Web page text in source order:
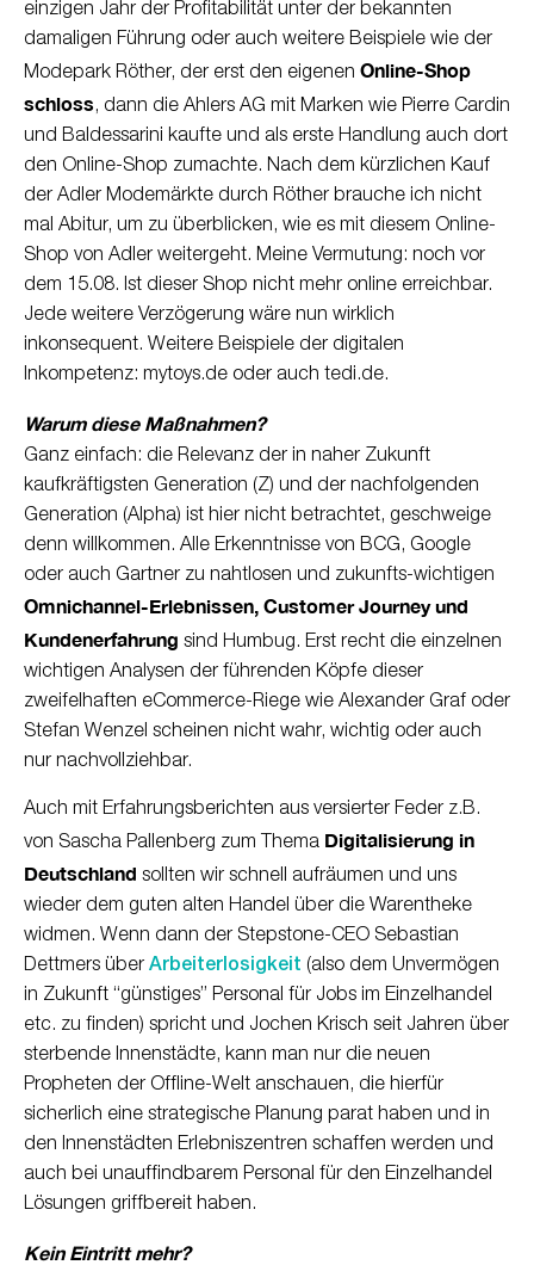
einzigen Jahr der Profitabilität unter der bekannten
damaligen Führung oder auch weitere Beispiele wie der
Modepark Röther, der erst den eigenen Online-Shop
schloss, dann die Ahlers AG mit Marken wie Pierre Cardin
und Baldessarini kaufte und als erste Handlung auch dort
den Online-Shop zumachte. Nach dem kürzlichen Kauf
der Adler Modemärkte durch Röther brauche ich nicht
mal Abitur, um zu überblicken, wie es mit diesem Online-
Shop von Adler weitergeht. Meine Vermutung: noch vor
dem 15.08. Ist dieser Shop nicht mehr online erreichbar.
Jede weitere Verzögerung wäre nun wirklich
inkonsequent. Weitere Beispiele der digitalen
Inkompetenz: mytoys.de oder auch tedi.de.
Warum diese Maßnahmen?
Ganz einfach: die Relevanz der in naher Zukunft
kaufkräftigsten Generation (Z) und der nachfolgenden
Generation (Alpha) ist hier nicht betrachtet, geschweige
denn willkommen. Alle Erkenntnisse von BCG, Google
oder auch Gartner zu nahtlosen und zukunfts-wichtigen
Omnichannel-Erlebnissen, Customer Journey und
Kundenerfahrung sind Humbug. Erst recht die einzelnen
wichtigen Analysen der führenden Köpfe dieser
zweifelhaften eCommerce-Riege wie Alexander Graf oder
Stefan Wenzel scheinen nicht wahr, wichtig oder auch
nur nachvollziehbar.
Auch mit Erfahrungsberichten aus versierter Feder z.B.
von Sascha Pallenberg zum Thema Digitalisierung in
Deutschland sollten wir schnell aufräumen und uns
wieder dem guten alten Handel über die Warentheke
widmen. Wenn dann der Stepstone-CEO Sebastian
Dettmers über Arbeiterlosigkeit (also dem Unvermögen
in Zukunft “günstiges” Personal für Jobs im Einzelhandel
etc. zu finden) spricht und Jochen Krisch seit Jahren über
sterbende Innenstädte, kann man nur die neuen
Propheten der Offline-Welt anschauen, die hierfür
sicherlich eine strategische Planung parat haben und in
den Innenstädten Erlebniszentren schaffen werden und
auch bei unauffindbarem Personal für den Einzelhandel
Lösungen griffbereit haben.
Kein Eintritt mehr?